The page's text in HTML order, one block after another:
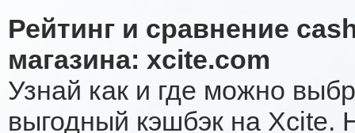
Рейтинг и сравнение
магазина: xcite.com
Узнай как и где можно
выгодный кэшбэк на Xcite.